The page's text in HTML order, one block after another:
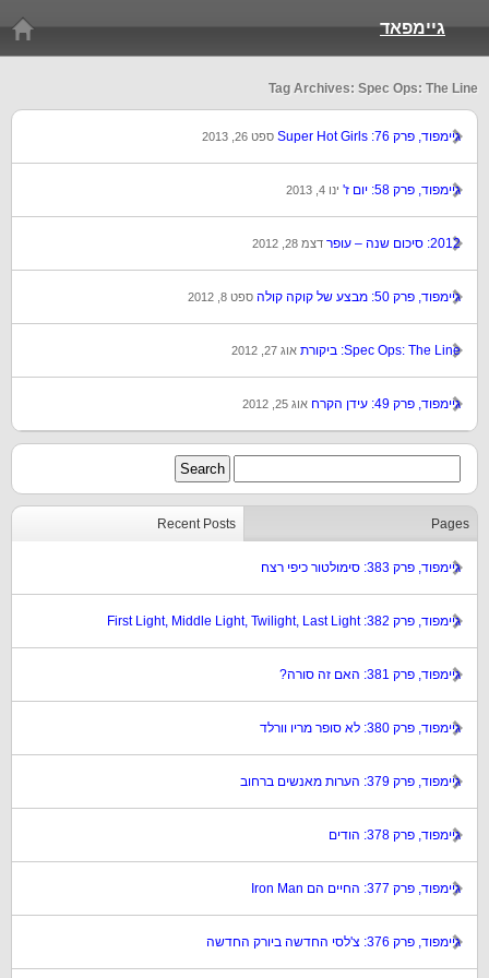
גיימפאד
Tag Archives: Spec Ops: The Line
גיימפוד, פרק 76: Super Hot Girls ספט 26, 2013
גיימפוד, פרק 58: יום ז' ינו 4, 2013
2012: סיכום שנה – עופר דצמ 28, 2012
גיימפוד, פרק 50: מבצע של קוקה קולה ספט 8, 2012
Spec Ops: The Line: ביקורת אוג 27, 2012
גיימפוד, פרק 49: עידן הקרח אוג 25, 2012
Recent Posts Pages
גיימפוד, פרק 383: סימולטור כיפי רצח
גיימפוד, פרק 382: First Light, Middle Light, Twilight, Last Light
גיימפוד, פרק 381: האם זה סורה?
גיימפוד, פרק 380: לא סופר מריו וורלד
גיימפוד, פרק 379: הערות מאנשים ברחוב
גיימפוד, פרק 378: הודים
גיימפוד, פרק 377: החיים הם Iron Man
גיימפוד, פרק 376: צ'לסי החדשה ביורק החדשה